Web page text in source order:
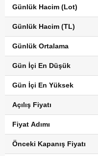
Günlük Hacim (Lot)
Günlük Hacim (TL)
Günlük Ortalama
Gün İçi En Düşük
Gün İçi En Yüksek
Açılış Fiyatı
Fiyat Adımı
Önceki Kapanış Fiyatı